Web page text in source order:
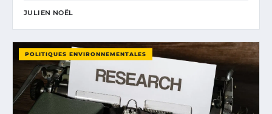
JULIEN NOËL
POLITIQUES ENVIRONNEMENTALES